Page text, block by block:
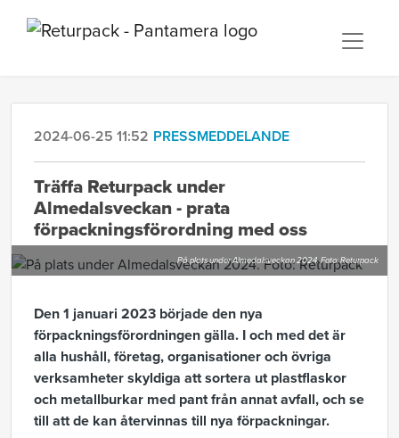
2024-06-25 11:52 PRESSMEDDELANDE
Träffa Returpack under
Almedalsveckan - prata
förpackningsförordning med oss
På plats under Almedalsveckan 2024. Foto: Returpack
Den 1 januari 2023 började den nya
förpackningsförordningen gälla. I och med det är
alla hushåll, företag, organisationer och övriga
verksamheter skyldiga att sortera ut plastflaskor
och metallburkar med pant från annat avfall, och se
till att de kan återvinnas till nya förpackningar.